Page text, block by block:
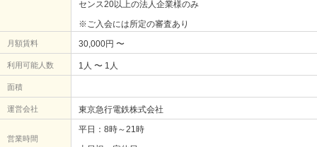
センス20以上の法人企業様のみ
※ご入会には所定の審査あり
月額賃料 30,000円 〜
利用可能人数 1人 〜 1人
面積
運営会社 東京急行電鉄株式会社
営業時間
平日：8時～21時